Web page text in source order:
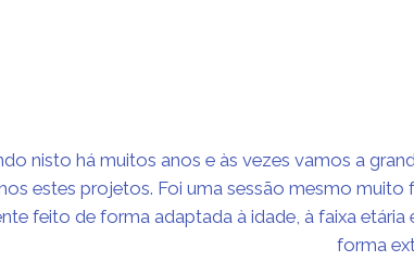
nisto há muitos anos e às vezes vamos a
estes projetos. Foi uma sessão mesmo
feito de forma adaptada à idade, à faixa
forma